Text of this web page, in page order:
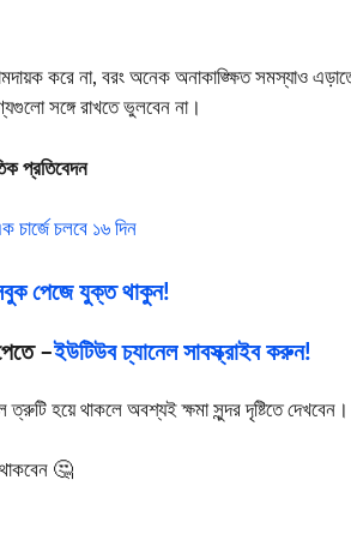
করে না, বরং অনেক অনাকাঙ্ক্ষিত সমস্যাও
সঙ্গে রাখতে ভুলবেন না।
প্রতিবেদন
চার্জে চলবে ১৬ দিন
পেজে যুক্ত থাকুন!
–ইউটিউব চ্যানেল সাবস্ক্রাইব করুন!
হয়ে থাকলে অবশ্যই ক্ষমা সুন্দর দৃষ্টিতে দেখবেন।
🤔